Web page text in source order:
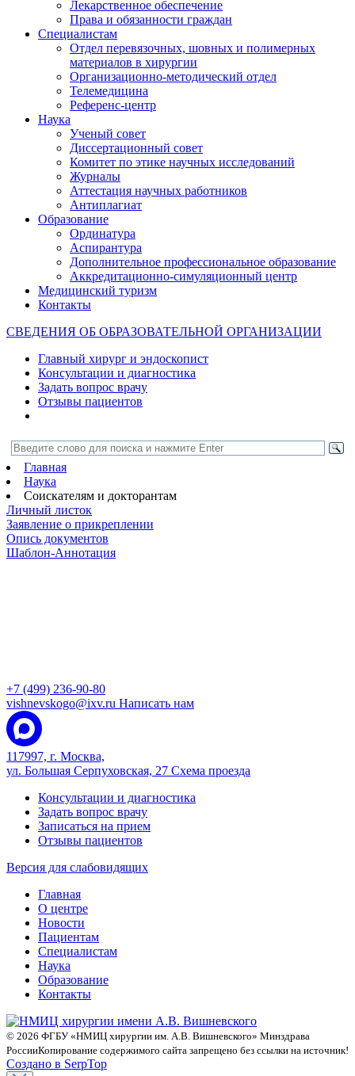
Лекарственное обеспечение
Права и обязанности граждан
Специалистам
Отдел перевязочных, шовных и полимерных
материалов в хирургии
Организационно-методический отдел
Телемедицина
Референс-центр
Наука
Ученый совет
Диссертационный совет
Комитет по этике научных исследований
Журналы
Аттестация научных работников
Антиплагиат
Образование
Ординатура
Аспирантура
Дополнительное профессиональное образование
Аккредитационно-симуляционный центр
Медицинский туризм
Контакты
СВЕДЕНИЯ ОБ ОБРАЗОВАТЕЛЬНОЙ ОРГАНИЗАЦИИ
Главный хирург и эндоскопист
Консультации и диагностика
Задать вопрос врачу
Отзывы пациентов
Главная
Наука
Соискателям и докторантам
Личный листок
Заявление о прикреплении
Опись документов
Шаблон-Аннотация
+7 (499) 236-90-80
vishnevskogo@ixv.ru Написать нам
117997, г. Москва,
ул. Большая Серпуховская, 27 Схема проезда
Консультации и диагностика
Задать вопрос врачу
Записаться на прием
Отзывы пациентов
Версия для слабовидящих
Главная
О центре
Новости
Пациентам
Специалистам
Наука
Образование
Контакты
© 2026 ФГБУ «НМИЦ хирургии им. А.В. Вишневского» Минздрава
РоссииКопирование содержимого сайта запрещено без ссылки на источник!
Создано в SerpTop